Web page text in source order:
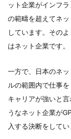
ット企業がインフ
の範疇を超えてネ
しています。その
はネット企業です。
一方で、日本のネ
ルの範囲内で仕事
キャリアが強いと
うなネット企業が
入する決断をしてい